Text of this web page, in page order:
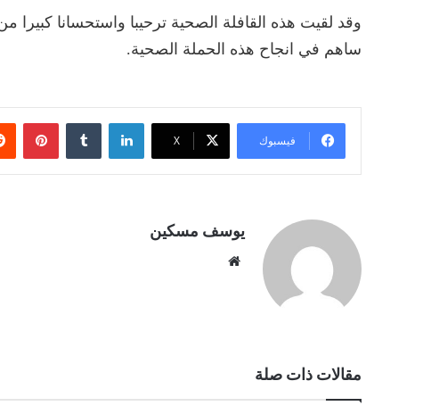
وقد لقيت هذه القافلة الصحية ترحيبا واستحسانا
ساهم في انجاح هذه الحملة الصحية.
فيسبوك ‫X
لينكدإن
يوسف مسكين
مقالات ذات صلة